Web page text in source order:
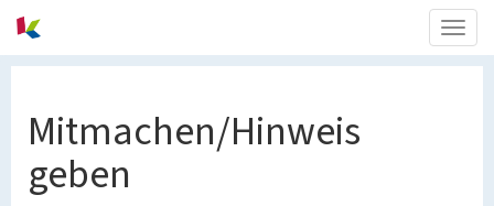
Mitmachen/Hinweis
geben